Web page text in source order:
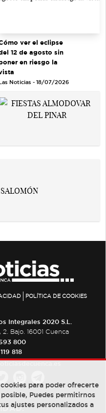
ver el eclipse
12 de agosto sin
en riesgo la
Noticias - 18/07/2026
POLÍTICA DE COOKIES
Integrales 2020 S.L.
2. Bajo. 16001 Cuenca
800
818
para poder ofrecerte
Puedes permitirnos
ajustes personalizados a